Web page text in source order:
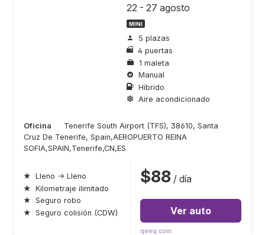
22 - 27 agosto
MINI
5 plazas
4 puertas
1 maleta
Manual
Híbrido
Aire acondicionado
Oficina
Tenerife South Airport (TFS), 38610, Santa
Cruz De Tenerife, Spain,AEROPUERTO REINA
SOFIA,SPAIN,Tenerife,CN,ES
★ Lleno → Lleno
★ Kilometraje ilimitado
★ Seguro robo
★ Seguro colisión (CDW)
$88 / día
Ver auto
qeeq.com